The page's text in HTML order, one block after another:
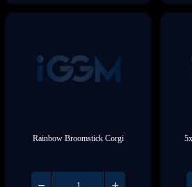
Rainbow Broomstick Corgi